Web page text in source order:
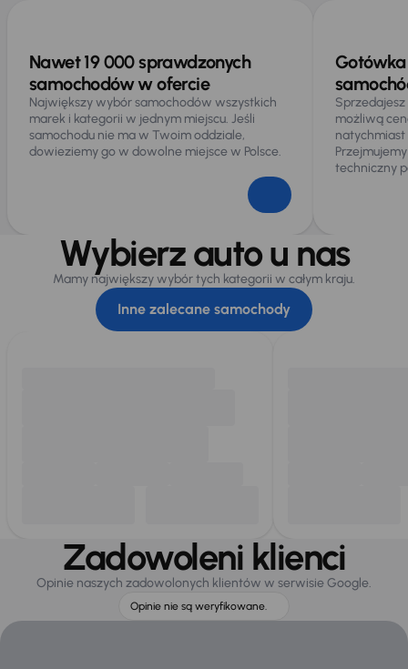
Nawet 19 000 sprawdzonych
samochodów w ofercie
Największy wybór samochodów wszystkich
marek i kategorii w jednym miejscu. Jeśli
samochodu nie ma w Twoim oddziale,
dowieziemy go w dowolne miejsce w Polsce.
możliwą
techniczny
Wybierz auto u nas
Mamy największy wybór tych kategorii w całym kraju.
Inne zalecane samochody
Zadowoleni klienci
Opinie naszych zadowolonych klientów w serwisie Google.
Opinie nie są weryfikowane.